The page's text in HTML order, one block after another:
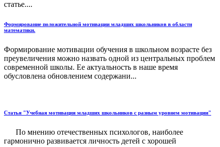
статье....
Формирование положительной мотивации младших школьников в области
математики.
Формирование мотивации обучения в школьном возрасте без
преувеличения можно назвать одной из центральных проблем
современной школы. Ее актуальность в наше время
обусловлена обновлением содержани...
Статья "Учебная мотивация младших школьников с разным уровнем мотивации"
По мнению отечественных психологов, наиболее
гармонично развивается личность детей с хорошей